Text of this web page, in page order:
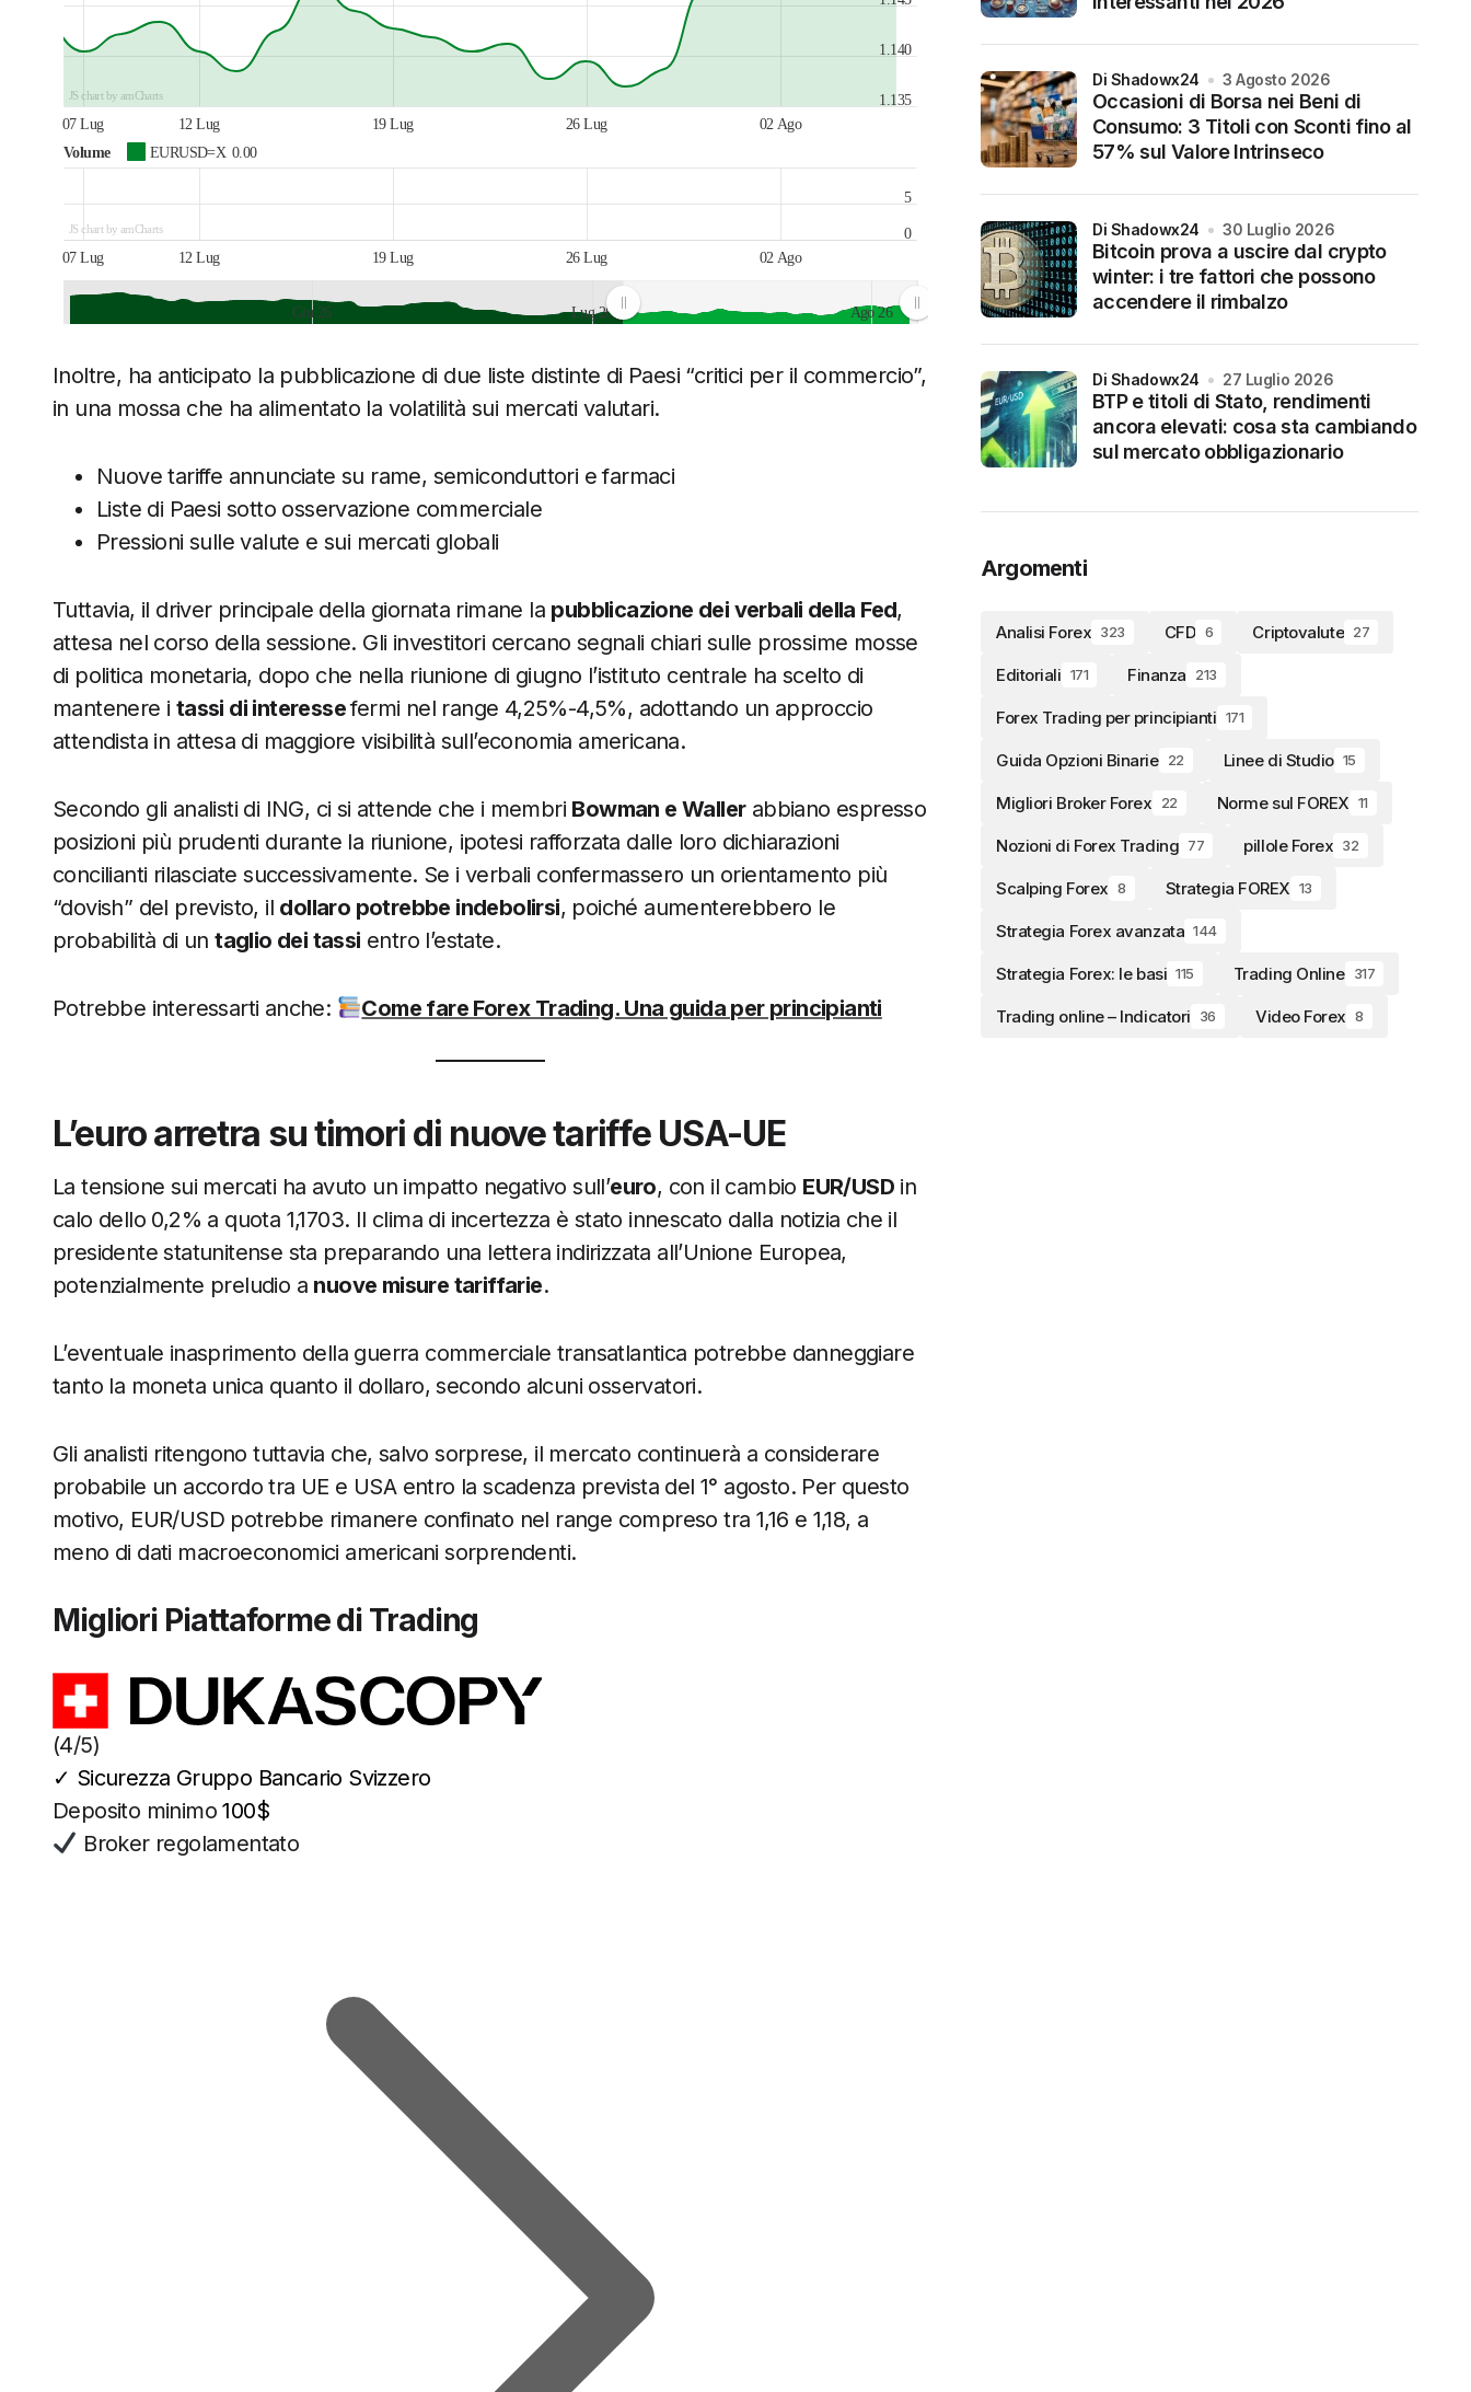
07 Lug 12 Lug 19 Lug 26 Lug 02 Ago
1.135
1.140
JS chart by amCharts
Volume EURUSD=X 0.00
07 Lug 12 Lug 19 Lug 26 Lug 02 Ago
0
5
JS chart by amCharts
Giu 26 Lug 26 Ago 26
Inoltre, ha anticipato la pubblicazione di due liste distinte di Paesi “critici per il commercio”,
in una mossa che ha alimentato la volatilità sui mercati valutari.
Nuove tariffe annunciate su rame, semiconduttori e farmaci
Liste di Paesi sotto osservazione commerciale
Pressioni sulle valute e sui mercati globali
Tuttavia, il driver principale della giornata rimane la pubblicazione dei verbali della Fed,
attesa nel corso della sessione. Gli investitori cercano segnali chiari sulle prossime mosse
di politica monetaria, dopo che nella riunione di giugno l’istituto centrale ha scelto di
mantenere i tassi di interessefermi nel range 4,25%-4,5%, adottando un approccio
attendista in attesa di maggiore visibilità sull’economia americana.
Secondo gli analisti di ING, ci si attende che i membri Bowman e Wallerabbiano espresso
posizioni più prudenti durante la riunione, ipotesi rafforzata dalle loro dichiarazioni
concilianti rilasciate successivamente. Se i verbali confermassero un orientamento più
“dovish” del previsto, il dollaro potrebbe indebolirsi, poiché aumenterebbero le
probabilità di untaglio dei tassi entro l’estate.
Potrebbe interessarti anche: Come fare Forex Trading. Una guida per principianti
L’euro arretra su timori di nuove tariffe USA-UE
La tensione sui mercati ha avuto un impatto negativo sull’euro, con il cambio EUR/USD in
calo dello 0,2% a quota 1,1703. Il clima di incertezza è stato innescato dalla notizia che il
presidente statunitense sta preparando una lettera indirizzata all’Unione Europea,
potenzialmente preludio a nuove misure tariffarie.
L’eventuale inasprimento della guerra commerciale transatlantica potrebbe danneggiare
tanto la moneta unica quanto il dollaro, secondo alcuni osservatori.
Gli analisti ritengono tuttavia che, salvo sorprese, il mercato continuerà a considerare
probabile un accordo tra UE e USA entro la scadenza prevista del 1° agosto. Per questo
motivo, EUR/USD potrebbe rimanere confinato nel range compreso tra 1,16 e 1,18, a
meno di dati macroeconomici americani sorprendenti.
Migliori Piattaforme di Trading
(4/5)
✓ Sicurezza Gruppo Bancario Svizzero
Deposito minimo 100$
Broker regolamentato
Occasioni di Borsa nei Beni di
Consumo: 3 Titoli con Sconti fino al
57% sul Valore Intrinseco
di Shadowx24 3 Agosto 2026
Bitcoin prova a uscire dal crypto
winter: i tre fattori che possono
accendere il rimbalzo
di Shadowx24 30 Luglio 2026
BTP e titoli di Stato, rendimenti
ancora elevati: cosa sta cambiando
sul mercato obbligazionario
di Shadowx24 27 Luglio 2026
Argomenti
Analisi Forex 323 CFD 6 Criptovalute 27
Editoriali 171 Finanza 213
Forex Trading per principianti 171
Guida Opzioni Binarie 22 Linee di Studio 15
Migliori Broker Forex 22 Norme sul FOREX 11
Nozioni di Forex Trading 77 pillole Forex 32
Scalping Forex 8 Strategia FOREX 13
Strategia Forex avanzata 144
Strategia Forex: le basi 115 Trading Online 317
Trading online – Indicatori 36 Video Forex 8